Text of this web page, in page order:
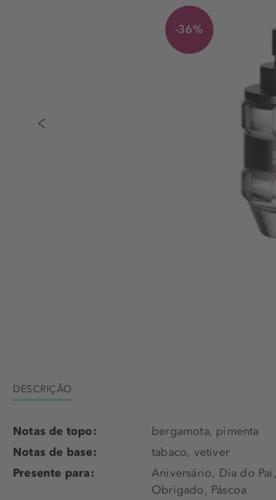
-36%
DESCRIÇÃO
Notas de topo:
bergamota, pimenta
Notas de base:
tabaco, vetiver
Presente para:
Aniversário, Dia do Pai,
Obrigado, Páscoa